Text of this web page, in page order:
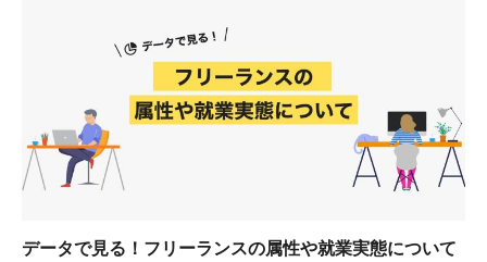
データで見る！フリーランスの属性や就業実態について